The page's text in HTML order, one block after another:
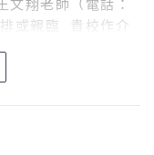
或親臨 貴校作介